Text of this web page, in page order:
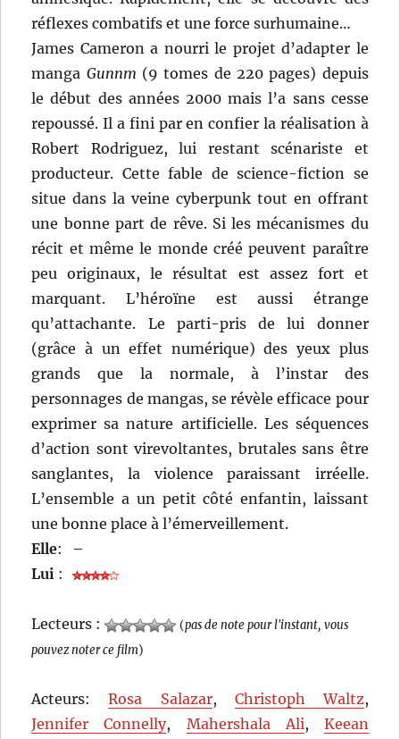
réflexes combatifs et une force surhumaine…
James Cameron a nourri le projet d’adapter le
manga Gunnm (9 tomes de 220 pages) depuis
le début des années 2000 mais l’a sans cesse
repoussé. Il a fini par en confier la réalisation à
Robert Rodriguez, lui restant scénariste et
producteur. Cette fable de science-fiction se
situe dans la veine cyberpunk tout en offrant
une bonne part de rêve. Si les mécanismes du
récit et même le monde créé peuvent paraître
peu originaux, le résultat est assez fort et
marquant. L’héroïne est aussi étrange
qu’attachante. Le parti-pris de lui donner
(grâce à un effet numérique) des yeux plus
grands que la normale, à l’instar des
personnages de mangas, se révèle efficace pour
exprimer sa nature artificielle. Les séquences
d’action sont virevoltantes, brutales sans être
sanglantes, la violence paraissant irréelle.
L’ensemble a un petit côté enfantin, laissant
une bonne place à l’émerveillement.
Elle:
–
Lui :
Lecteurs : (pas de note pour l'instant, vous
pouvez noter ce film)
Acteurs:Rosa Salazar, Christoph Waltz,
Jennifer Connelly, Mahershala Ali, Keean